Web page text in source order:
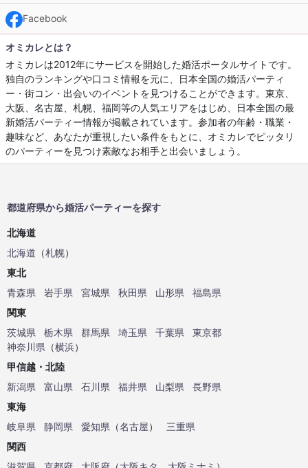
Facebook
オミカレとは？
オミカレは2012年にサービスを開始した婚活ポータルサイトです。
独自のランキングや口コミ情報を元に、日本全国の婚活パーティ
ー・街コン・出会いのイベントを見つけることができます。東京、
大阪、名古屋、札幌、福岡等の人気エリアをはじめ、日本全国の最
新婚活パーティー情報が掲載されています。参加者の年齢・職業・
趣味など、あなたが重視したい条件をもとに、オミカレでピッタリ
のパーティーを見つけ素敵なお相手と出会いましょう。
都道府県から婚活パーティーを探す
北海道
北海道 （札幌）
東北
青森県
岩手県 宮城県 秋田県 山形県
福島県
関東
茨城県
栃木県 群馬県 埼玉県 千葉県
東京都
神奈川県 （横浜）
甲信越・北陸
新潟県
富山県 石川県 福井県 山梨県
長野県
東海
岐阜県
静岡県 愛知県 （名古屋）
三重県
関西